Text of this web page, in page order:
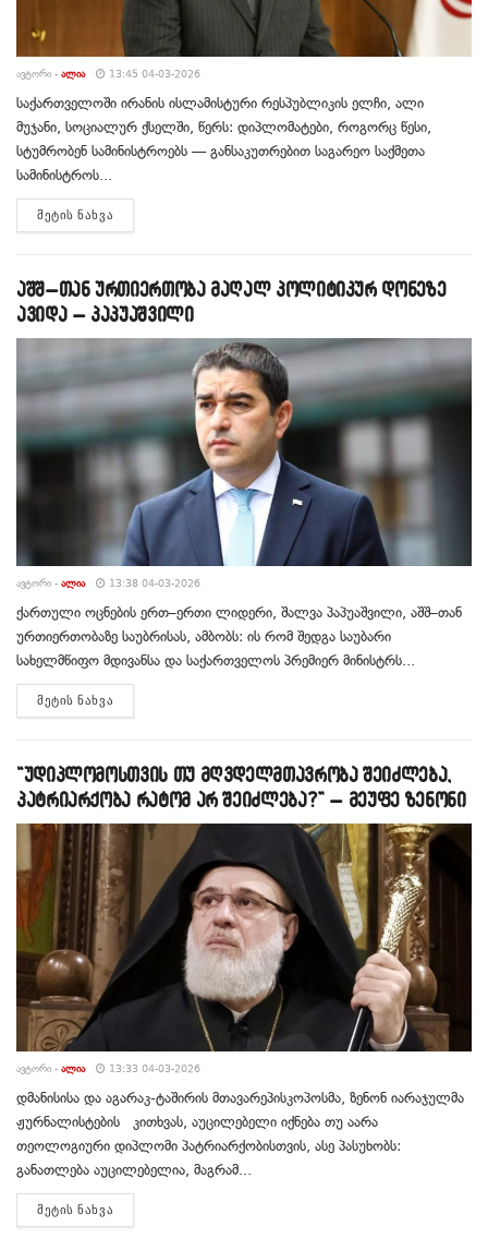
ᲐᲕᲢᲝᲠᲘ - ᲐᲚᲘᲐ 13:45 04-03-2026
საქართველოში ირანის ისლამისტური რესპუბლიკის ელჩი, ალი
მუჯანი, სოციალურ ქსელში, წერს: დიპლომატები, როგორც წესი,
სტუმრობენ სამინისტროებს — განსაკუთრებით საგარეო საქმეთა
სამინისტროს...
ᲛᲔᲢᲘᲡ ᲜᲐᲮᲕᲐ
აშშ–თან ურთიერთობა მაღალ პოლიტიკურ დონეზე
ავიდა – პაპუაშვილი
ᲐᲕᲢᲝᲠᲘ - ᲐᲚᲘᲐ 13:38 04-03-2026
ქართული ოცნების ერთ–ერთი ლიდერი, შალვა პაპუაშვილი, აშშ–თან
ურთიერთობაზე საუბრისას, ამბობს: ის რომ შედგა საუბარი
სახელმწიფო მდივანსა და საქართველოს პრემიერ მინისტრს...
ᲛᲔᲢᲘᲡ ᲜᲐᲮᲕᲐ
“უდიპლომოსთვის თუ მღვდელმთავრობა შეიძლება,
პატრიარქობა რატომ არ შეიძლება?” – მეუფე ზენონი
ᲐᲕᲢᲝᲠᲘ - ᲐᲚᲘᲐ 13:33 04-03-2026
დმანისისა და აგარაკ-ტაშირის მთავარეპისკოპოსმა, ზენონ იარაჯულმა
ჟურნალისტების კითხვას, აუცილებელი იქნება თუ აარა
თეოლოგიური დიპლომი პატრიარქობისთვის, ასე პასუხობს:
განათლება აუცილებელია, მაგრამ...
ᲛᲔᲢᲘᲡ ᲜᲐᲮᲕᲐ